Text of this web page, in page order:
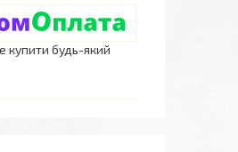
купити будь-який